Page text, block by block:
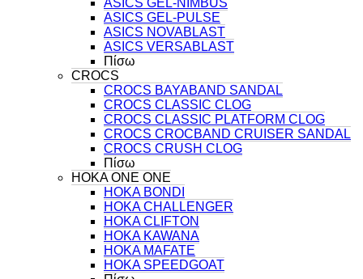
ASICS GEL-NIMBUS
ASICS GEL-PULSE
ASICS NOVABLAST
ASICS VERSABLAST
Πίσω
CROCS
CROCS BAYABAND SANDAL
CROCS CLASSIC CLOG
CROCS CLASSIC PLATFORM CLOG
CROCS CROCBAND CRUISER SANDAL
CROCS CRUSH CLOG
Πίσω
HOKA ONE ONE
HOKA BONDI
HOKA CHALLENGER
HOKA CLIFTON
HOKA KAWANA
HOKA MAFATE
HOKA SPEEDGOAT